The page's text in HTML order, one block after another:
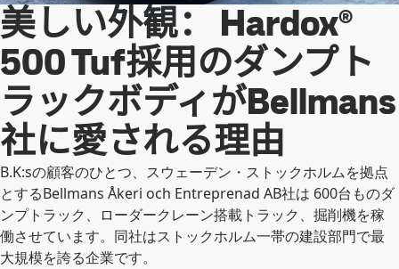
美しい外観： Hardox®
500 Tuf採用のダンプト
ラックボディがBellmans
社に愛される理由
B.K:sの顧客のひとつ、スウェーデン・ストックホルムを拠点
とするBellmans Åkeri och Entreprenad AB社は 600台ものダ
ンプトラック、ローダークレーン搭載トラック、掘削機を稼
働させています。同社はストックホルム一帯の建設部門で最
大規模を誇る企業です。